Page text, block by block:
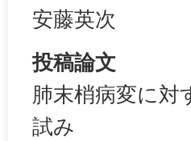
安藤英次
投稿論文
肺末梢病変に対
試み